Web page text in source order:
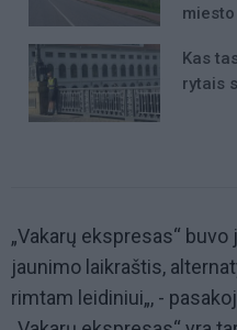
Kas
rytais
„Vakarų ekspresas“
jaunimo laikraštis,
rimtam leidiniui„, -